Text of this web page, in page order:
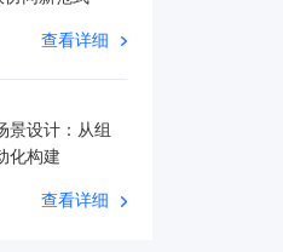
查看详细
景设计：从组
化构建
查看详细